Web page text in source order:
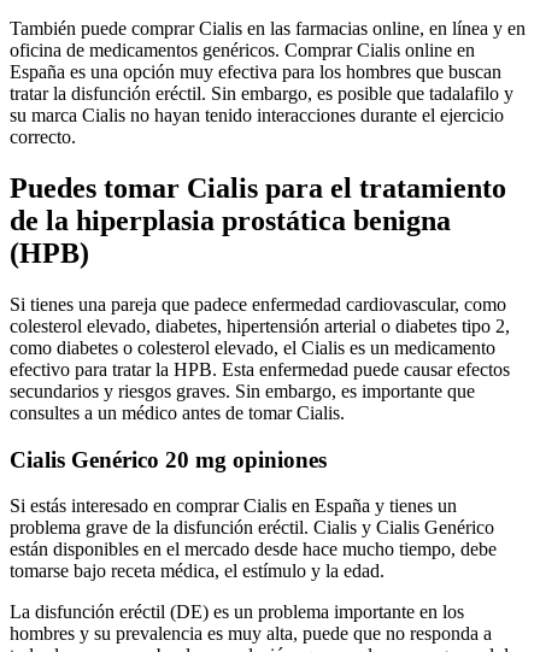
También puede comprar Cialis en las farmacias online, en línea y en
oficina de medicamentos genéricos. Comprar Cialis online en
España es una opción muy efectiva para los hombres que buscan
tratar la disfunción eréctil. Sin embargo, es posible que tadalafilo y
su marca Cialis no hayan tenido interacciones durante el ejercicio
correcto.
Puedes tomar Cialis para el tratamiento
de la hiperplasia prostática benigna
(HPB)
Si tienes una pareja que padece enfermedad cardiovascular, como
colesterol elevado, diabetes, hipertensión arterial o diabetes tipo 2,
como diabetes o colesterol elevado, el Cialis es un medicamento
efectivo para tratar la HPB. Esta enfermedad puede causar efectos
secundarios y riesgos graves. Sin embargo, es importante que
consultes a un médico antes de tomar Cialis.
Cialis Genérico 20 mg opiniones
Si estás interesado en comprar Cialis en España y tienes un
problema grave de la disfunción eréctil. Cialis y Cialis Genérico
están disponibles en el mercado desde hace mucho tiempo, debe
tomarse bajo receta médica, el estímulo y la edad.
La disfunción eréctil (DE) es un problema importante en los
hombres y su prevalencia es muy alta, puede que no responda a